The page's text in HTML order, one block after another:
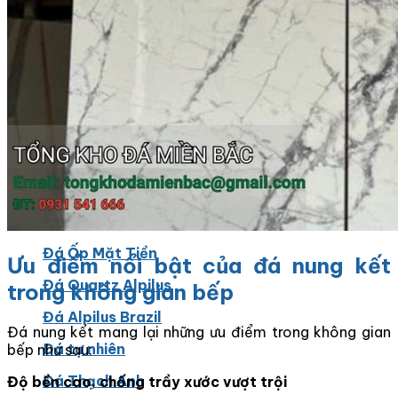
Các Loại Đá Khác
Kính Màu Ốp Bếp
Mặt Hàng nhập khẩu Container
Vách Tivi ỐP Đá Cao Cấp
Đá Mosaic
Đá Limestone
Đá Onyx
Hoa Văn Đá
Đá Ốp Mặt Tiền
Đá Quartz Alpilus
Đá Alpilus Brazil
Đá tự nhiên
Đá Thạch Anh
Ưu điểm nổi bật của đá nung kết
trong không gian bếp
Đá nung kết mang lại những ưu điểm trong không gian
bếp như sau:
Độ bền cao, chống trầy xước vượt trội